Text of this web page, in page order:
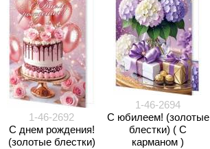
1-46-2692
С днем рождения!
(золотые блестки)
1-46-2694
С юбилеем! (золотые
блестки) ( С
карманом )